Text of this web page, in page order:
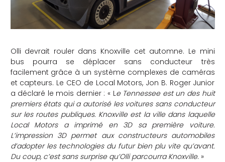
Olli devrait rouler dans Knoxville cet automne. Le mini
bus pourra se déplacer sans conducteur très
facilement grâce à un système complexes de caméras
et capteurs. Le CEO de Local Motors, Jon B. Roger Junior
a déclaré le mois dernier : « Le Tennessee est un des huit
premiers états qui a autorisé les voitures sans conducteur
sur les routes publiques. Knoxville est la ville dans laquelle
Local Motors a imprimé en 3D sa première voiture.
L’impression 3D permet aux constructeurs automobiles
d’adopter les technologies du futur bien plu vite qu’avant.
Du coup, c’est sans surprise qu’Olli parcourra Knoxville. »